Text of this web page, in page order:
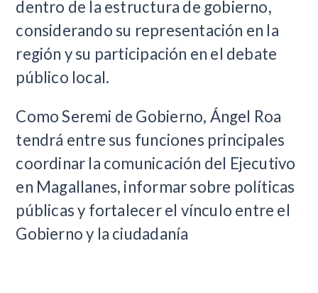
dentro de la estructura de gobierno,
considerando su representación en la
región y su participación en el debate
público local.
Como Seremi de Gobierno, Ángel Roa
tendrá entre sus funciones principales
coordinar la comunicación del Ejecutivo
en Magallanes, informar sobre políticas
públicas y fortalecer el vínculo entre el
Gobierno y la ciudadanía